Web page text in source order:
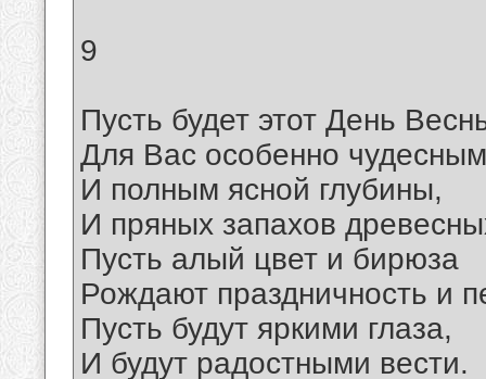
9
Пусть будет этот День
Для Вас особенно чудесным
И полным ясной глубины,
И пряных запахов
Пусть алый цвет и бирюза
Рождают праздничность и
Пусть будут яркими глаза,
И будут радостными вести.